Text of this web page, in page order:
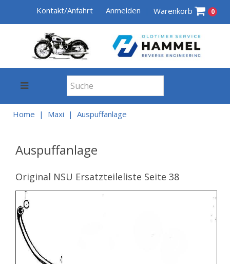
Kontakt/Anfahrt Anmelden Warenkorb 0
Home Maxi Auspuffanlage
Auspuffanlage
Original NSU Ersatzteileliste Seite 38